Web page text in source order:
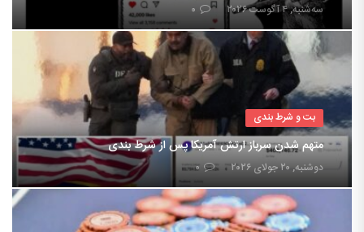
سه‌شنبه, ۴ آگوست ۲۰۲۶ ۰
بت و شرط بندی
متهم شدن سرباز ارتش آمریکا پس از شرط بندی
دوشنبه, ۲۰ جولای ۲۰۲۶ ۰